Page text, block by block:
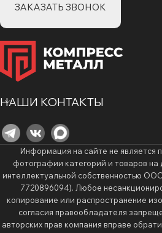
ЗАКАЗАТЬ ЗВОНОК
НАШИ КОНТАКТЫ
Информация на сайте не является
фотографии категорий и товаров на
интеллектуальной собственностью
7720896094). Любое
копирование или распространение
согласия правообладателя
авторских прав компания вправе